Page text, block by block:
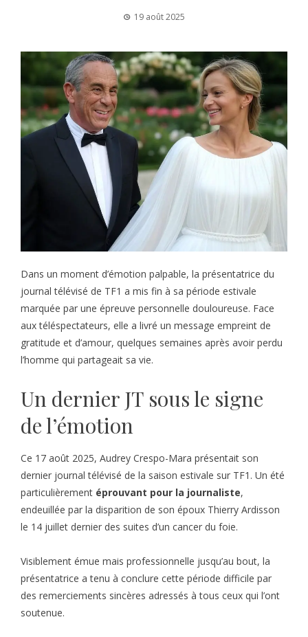
19 août 2025
Dans un moment d’émotion palpable, la présentatrice du
journal télévisé de TF1 a mis fin à sa période estivale
marquée par une épreuve personnelle douloureuse. Face
aux téléspectateurs, elle a livré un message empreint de
gratitude et d’amour, quelques semaines après avoir perdu
l’homme qui partageait sa vie.
Un dernier JT sous le signe
de l’émotion
Ce 17 août 2025, Audrey Crespo-Mara présentait son
dernier journal télévisé de la saison estivale sur TF1. Un été
particulièrement éprouvant pour la journaliste,
endeuillée par la disparition de son époux Thierry Ardisson
le 14 juillet dernier des suites d’un cancer du foie.
Visiblement émue mais professionnelle jusqu’au bout, la
présentatrice a tenu à conclure cette période difficile par
des remerciements sincères adressés à tous ceux qui l’ont
soutenue.